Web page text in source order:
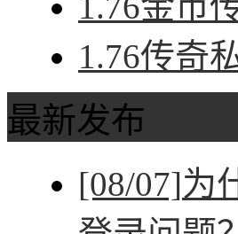
1.76传奇
最新发布
[08/07]为